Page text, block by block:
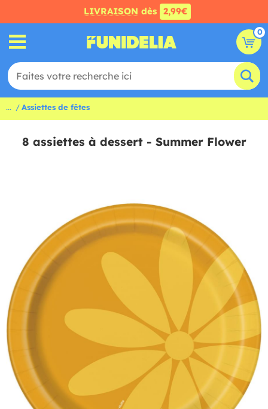
LIVRAISON dès 2,99€
0
... Assiettes de fêtes
8 assiettes à dessert - Summer Flower